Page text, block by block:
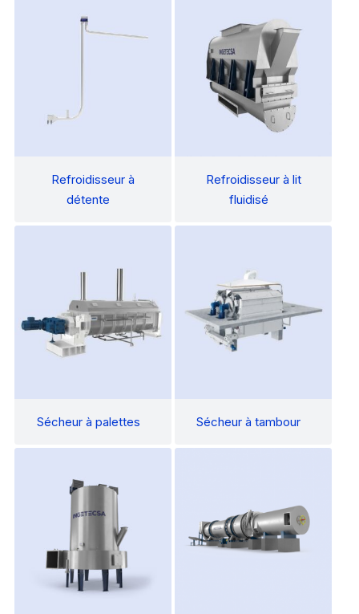
Refroidisseur à
détente
Refroidisseur à lit
fluidisé
Sécheur à palettes Sécheur à tambour